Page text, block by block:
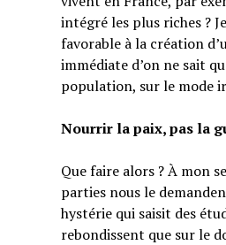
intégré les plus riches ?
favorable à la création
immédiate d’on ne sait
population, sur le mode
Nourrir la paix, pas la
Que faire alors ? À mon
parties nous le
hystérie qui saisit des
rebondissent que sur le